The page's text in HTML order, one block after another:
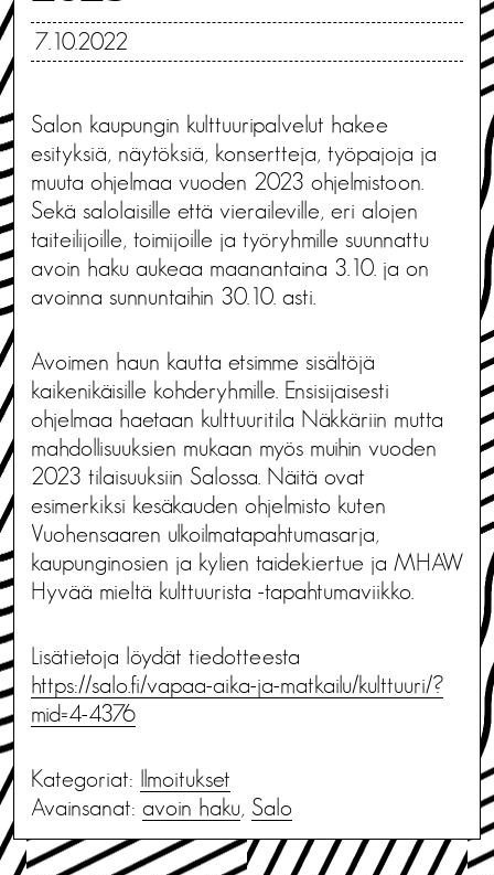
7.10.2022
Salon kaupungin kulttuuripalvelut hakee
esityksiä, näytöksiä, konsertteja, työpajoja ja
muuta ohjelmaa vuoden 2023 ohjelmistoon.
Sekä salolaisille että vieraileville, eri alojen
taiteilijoille, toimijoille ja työryhmille suunnattu
avoin haku aukeaa maanantaina 3.10. ja on
avoinna sunnuntaihin 30.10. asti.
Avoimen haun kautta etsimme sisältöjä
kaikenikäisille kohderyhmille. Ensisijaisesti
ohjelmaa haetaan kulttuuritila Näkkäriin mutta
mahdollisuuksien mukaan myös muihin vuoden
2023 tilaisuuksiin Salossa. Näitä ovat
esimerkiksi kesäkauden ohjelmisto kuten
Vuohensaaren ulkoilmatapahtumasarja,
kaupunginosien ja kylien taidekiertue ja MHAW
Hyvää mieltä kulttuurista -tapahtumaviikko.
Lisätietoja löydät tiedotteesta
https://salo.fi/vapaa-aika-ja-matkailu/kulttuuri/?
mid=4-4376
Kategoriat: Ilmoitukset
Avainsanat: avoin haku, Salo